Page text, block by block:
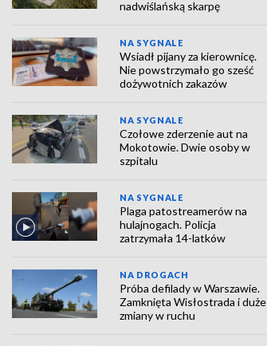
nadwiślańską skarpę
NA SYGNALE
Wsiadł pijany za kierownicę.
Nie powstrzymało go sześć
dożywotnich zakazów
NA SYGNALE
Czołowe zderzenie aut na
Mokotowie. Dwie osoby w
szpitalu
NA SYGNALE
Plaga patostreamerów na
hulajnogach. Policja
zatrzymała 14-latków
NA DROGACH
Próba defilady w Warszawie.
Zamknięta Wisłostrada i duże
zmiany w ruchu